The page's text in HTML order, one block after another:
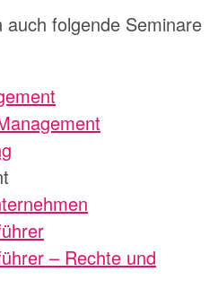
auch folgende Seminare
– Rechte und